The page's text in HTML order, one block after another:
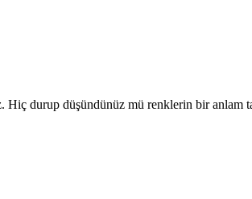
durup düşündünüz mü renklerin bir anlam